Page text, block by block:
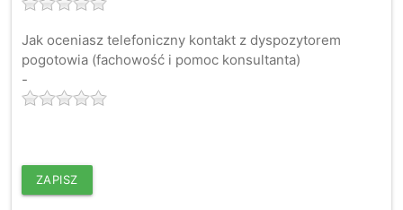
Jak oceniasz telefoniczny kontakt z dyspozytorem
pogotowia (fachowość i pomoc konsultanta)
-
ZAPISZ